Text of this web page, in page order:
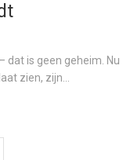
dat is geen geheim. Nu
zien, zijn...